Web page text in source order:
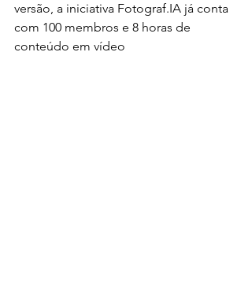
versão, a iniciativa Fotograf.IA já conta
com 100 membros e 8 horas de
conteúdo em vídeo